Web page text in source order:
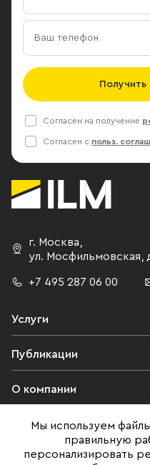
Получить
Согласен на получение
Согласен с польз.
г. Москва
ул. Мосфильмовская,
+7 495 287 06 00
Услуги
Публикации
О компании
Контакты
Юридическая
Мы используем
правильную
персонализировать